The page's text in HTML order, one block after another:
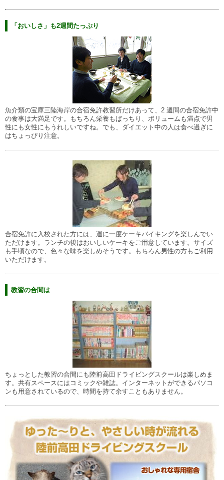
「おいしさ」も2週間たっぷり
魚介類の宝庫三陸海岸の合宿免許教習所だけあって、2 週間の合宿免許中
の食事は大満足です。もちろん栄養もばっちり、ボリュームも満点で男
性にも女性にもうれしいですね。でも、ダイエット中の人は食べ過ぎに
はちょっぴり注意。
合宿免許に入校された方には、週に一度ケーキバイキングを楽しんでい
ただけます。ランチの後はおいしいケーキをご用意しています。サイズ
も手頃なので、色々な味を楽しめそうです。もちろん男性の方もご利用
いただけます。
教習の合間は
ちょっとした教習の合間にも陸前高田ドライビングスクールは楽しめま
す。共有スペースにはコミックや雑誌。インターネットができるパソコ
ンも用意されているので、時間を持て余すこともありません。